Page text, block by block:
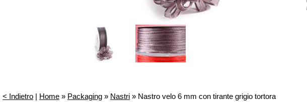
< Indietro | Home » Packaging » Nastri » Nastro velo 6 mm con tirante grigio tortora